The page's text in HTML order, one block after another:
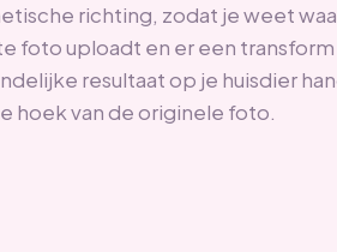
richting, zodat je weet
foto uploadt en er een
resultaat op je huisdier
hoek van de originele foto.